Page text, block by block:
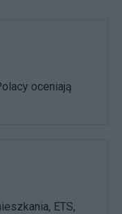
oceniają
ETS,